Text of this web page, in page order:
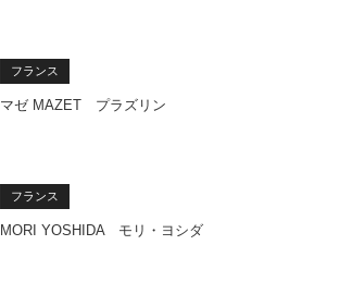
フランス
マゼ MAZET プラズリン
フランス
MORI YOSHIDA モリ・ヨシダ